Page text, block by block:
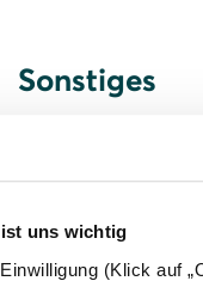
uns wichtig
(Klick auf
Sonstiges
für
einsetzen